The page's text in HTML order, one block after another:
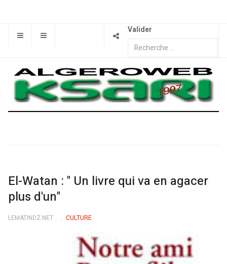
Valider
El-Watan : " Un livre qui va en agacer
plus d'un"
LEMATINDZ.NET CULTURE